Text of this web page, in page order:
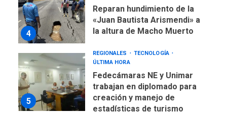
4
Reparan hundimiento de la
«Juan Bautista Arismendi» a
la altura de Macho Muerto
5
REGIONALES
TECNOLOGÍA
ÚLTIMA HORA
Fedecámaras NE y Unimar
trabajan en diplomado para
creación y manejo de
estadísticas de turismo